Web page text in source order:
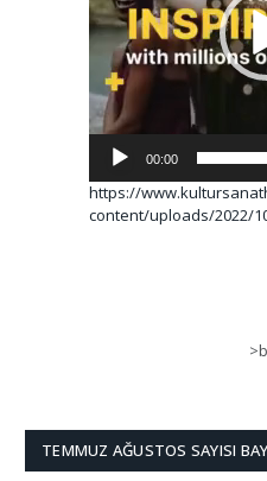
00:00
https://
content/uploads/2022/
TEMMUZ AĞUSTOS SAYISI